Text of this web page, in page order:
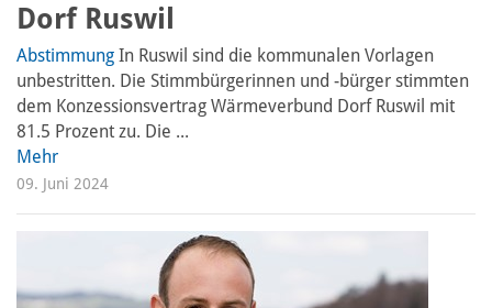
Dorf Ruswil
Abstimmung In Ruswil sind die kommunalen Vorlagen
unbestritten. Die Stimmbürgerinnen und -bürger stimmten
dem Konzessionsvertrag Wärmeverbund Dorf Ruswil mit
81.5 Prozent zu. Die ...
Mehr
09. Juni 2024